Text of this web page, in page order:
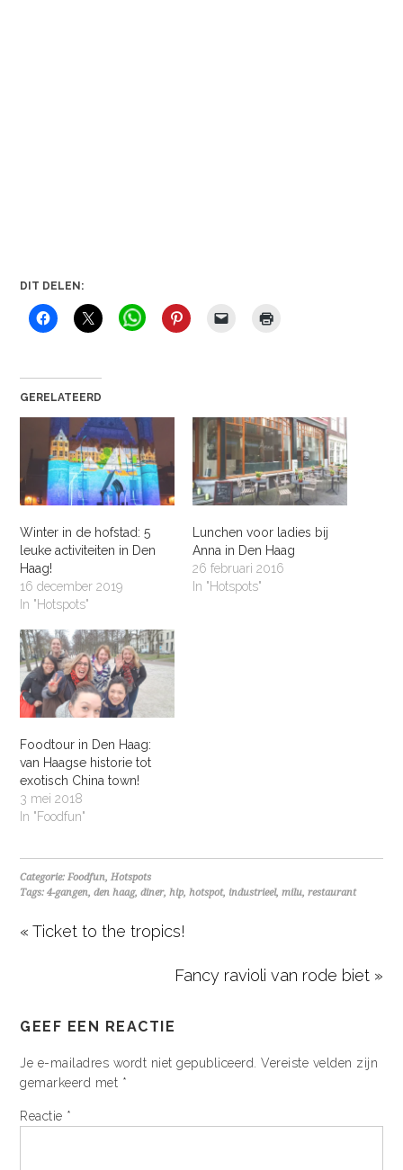
DIT DELEN:
GERELATEERD
Winter in de hofstad: 5
leuke activiteiten in Den
Haag!
16 december 2019
In "Hotspots"
Lunchen voor ladies bij
Anna in Den Haag
26 februari 2016
In "Hotspots"
Foodtour in Den Haag:
van Haagse historie tot
exotisch China town!
3 mei 2018
In "Foodfun"
Categorie:Foodfun,Hotspots
Tags:4-gangen,den haag,diner,hip,hotspot, industrieel,milu,restaurant
« Ticket to the tropics!
Fancy ravioli van rode biet »
GEEF EEN REACTIE
Je e-mailadres wordt niet gepubliceerd. Vereiste velden zijn
gemarkeerd met *
Reactie *